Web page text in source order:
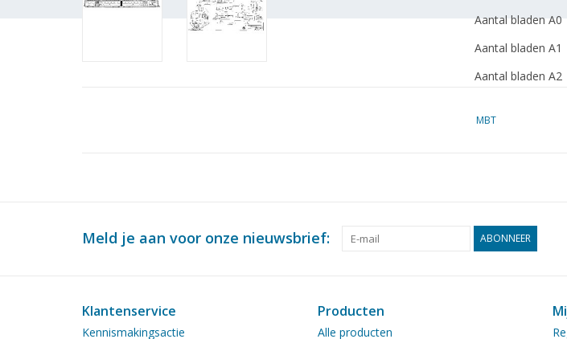
Aantal bladen A0
Aantal bladen A1
Aantal bladen A2
Gewicht in gram
MBT
Meld je aan voor onze nieuwsbrief: ABONNEER
Klantenservice
Kennismakingsactie
Producten
Alle producten